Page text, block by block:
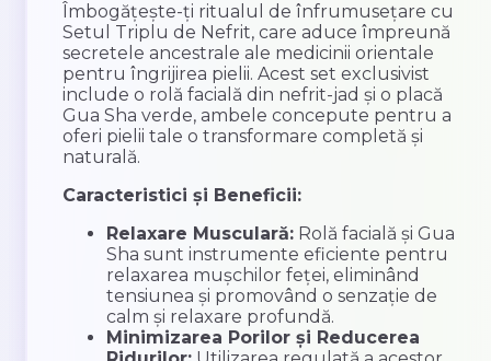
Îmbogățește-ți ritualul de înfrumusețare cu
Setul Triplu de Nefrit, care aduce împreună
secretele ancestrale ale medicinii orientale
pentru îngrijirea pielii. Acest set exclusivist
include o rolă facială din nefrit-jad și o placă
Gua Sha verde, ambele concepute pentru a
oferi pielii tale o transformare completă și
naturală.
Caracteristici și Beneficii:
Relaxare Musculară:Rolă facială și Gua
Sha sunt instrumente eficiente pentru
relaxarea mușchilor feței, eliminând
tensiunea și promovând o senzație de
calm și relaxare profundă.
Minimizarea Porilor și Reducerea